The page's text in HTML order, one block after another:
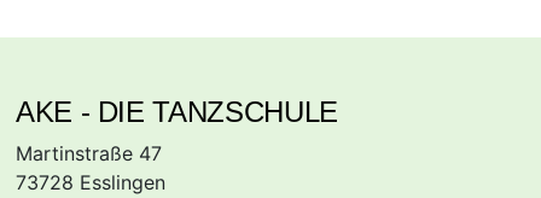
AKE - DIE TANZSCHULE
Martinstraße 47
73728 Esslingen